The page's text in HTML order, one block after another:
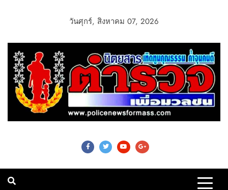
วันศุกร์, สิงหาคม 07, 2026
Police News For
Mass